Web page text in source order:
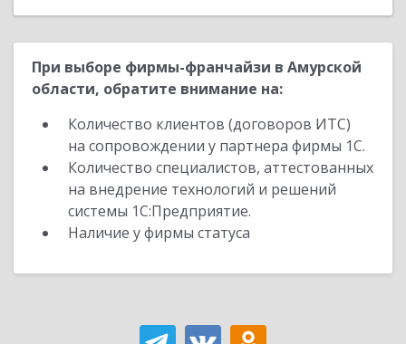
При выборе фирмы-франчайзи в Амурской
области, обратите внимание на:
Количество клиентов (договоров ИТС)
на сопровождении у партнера фирмы 1С.
Количество специалистов, аттестованных
на внедрение технологий и решений
системы 1С:Предприятие.
Наличие у фирмы статуса